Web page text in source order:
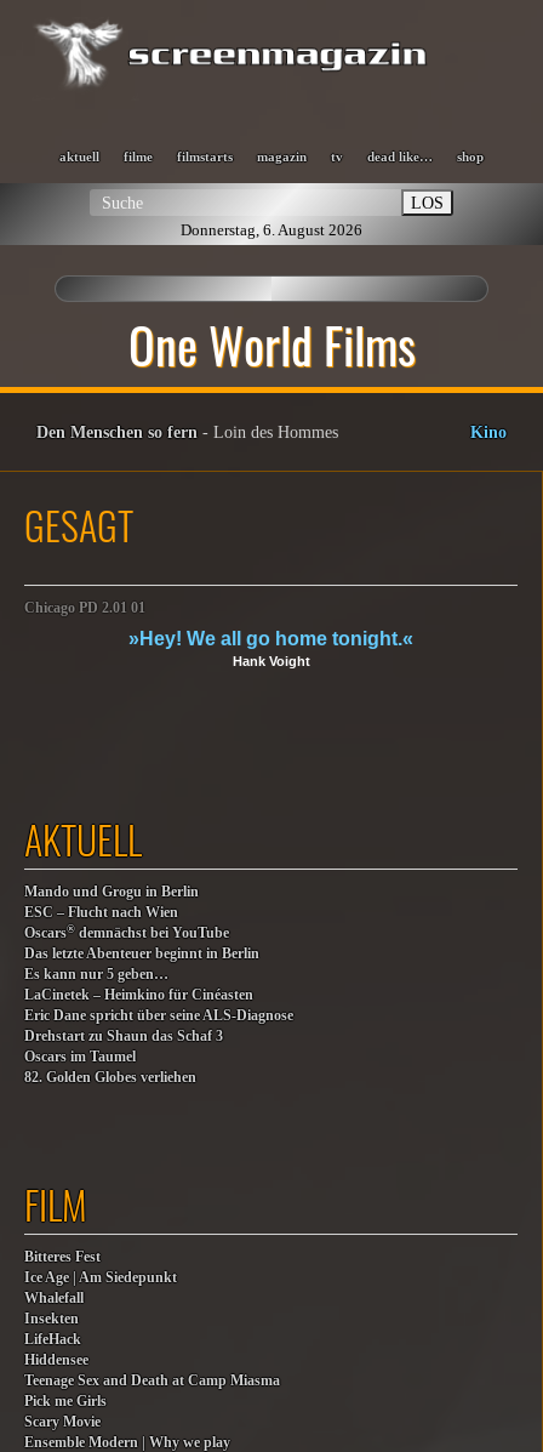
aktuell filme filmstarts magazin tv dead like… shop
LOS
Donnerstag, 6. August 2026
One World Films
Den Menschen so fern - Loin des Hommes Kino
GESAGT
Chicago PD 2.01 01
»Hey! We all go home tonight.«
Hank Voight
AKTUELL
Mando und Grogu in Berlin
ESC – Flucht nach Wien
Oscars® demnächst bei YouTube
Das letzte Abenteuer beginnt in Berlin
Es kann nur 5 geben…
LaCinetek – Heimkino für Cinéasten
Eric Dane spricht über seine ALS-Diagnose
Drehstart zu Shaun das Schaf 3
Oscars im Taumel
82. Golden Globes verliehen
FILM
Bitteres Fest
Ice Age | Am Siedepunkt
Whalefall
Insekten
LifeHack
Hiddensee
Teenage Sex and Death at Camp Miasma
Pick me Girls
Scary Movie
Ensemble Modern | Why we play